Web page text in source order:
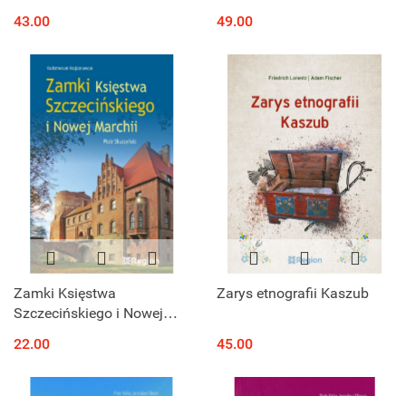
43.00
49.00
Zamki Księstwa
Szczecińskiego i Nowej
22.00
Zarys etnografii Kaszub
45.00